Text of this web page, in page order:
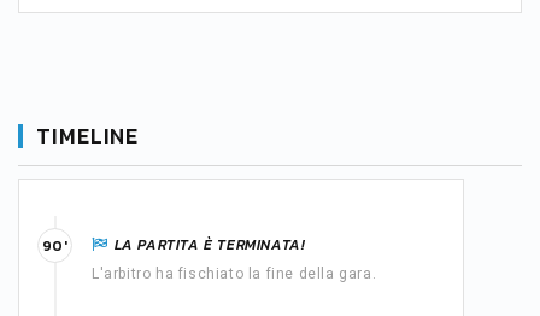
TIMELINE
LA PARTITA È TERMINATA!
L'arbitro ha fischiato la fine della gara.
90'